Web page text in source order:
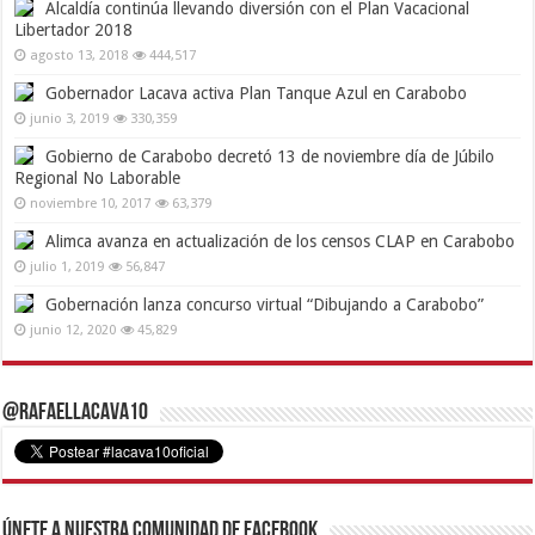
Alcaldía continúa llevando diversión con el Plan Vacacional
Libertador 2018
agosto 13, 2018 444,517
Gobernador Lacava activa Plan Tanque Azul en Carabobo
junio 3, 2019 330,359
Gobierno de Carabobo decretó 13 de noviembre día de Júbilo
Regional No Laborable
noviembre 10, 2017 63,379
Alimca avanza en actualización de los censos CLAP en Carabobo
julio 1, 2019 56,847
Gobernación lanza concurso virtual “Dibujando a Carabobo”
junio 12, 2020 45,829
@RafaelLacava10